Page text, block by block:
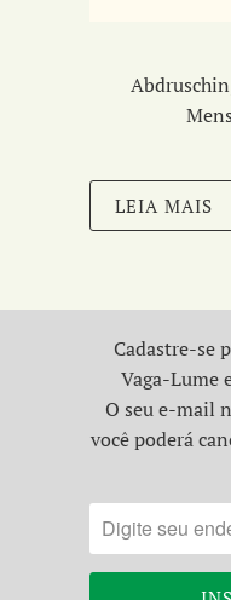
LEIA MAIS
Cadastre-se
Vaga-Lume
O seu e-mail
você poderá